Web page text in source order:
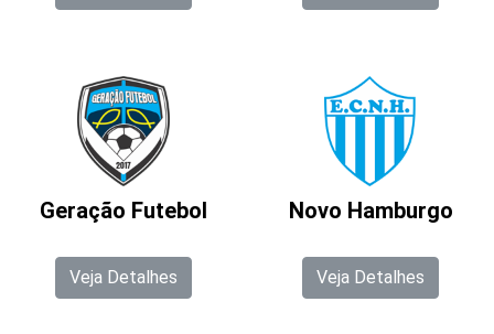
Geração Futebol
Veja Detalhes
Novo Hamburgo
Veja Detalhes